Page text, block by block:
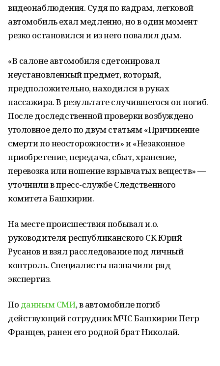
видеонаблюдения. Судя по кадрам, легковой
автомобиль ехал медленно, но в один момент
резко остановился и из него повалил дым.
«В салоне автомобиля сдетонировал
неустановленный предмет, который,
предположительно, находился в руках
пассажира. В результате случившегося он погиб.
После доследственной проверки возбуждено
уголовное дело по двум статьям «Причинение
смерти по неосторожности» и «Незаконное
приобретение, передача, сбыт, хранение,
перевозка или ношение взрывчатых веществ» —
уточнили в пресс-службе Следственного
комитета Башкирии.
На месте происшествия побывал и.о.
руководителя республиканского СК Юрий
Русанов и взял расследование под личный
контроль. Специалисты назначили ряд
экспертиз.
По данным СМИ, в автомобиле погиб
действующий сотрудник МЧС Башкирии Петр
Францев, ранен его родной брат Николай.